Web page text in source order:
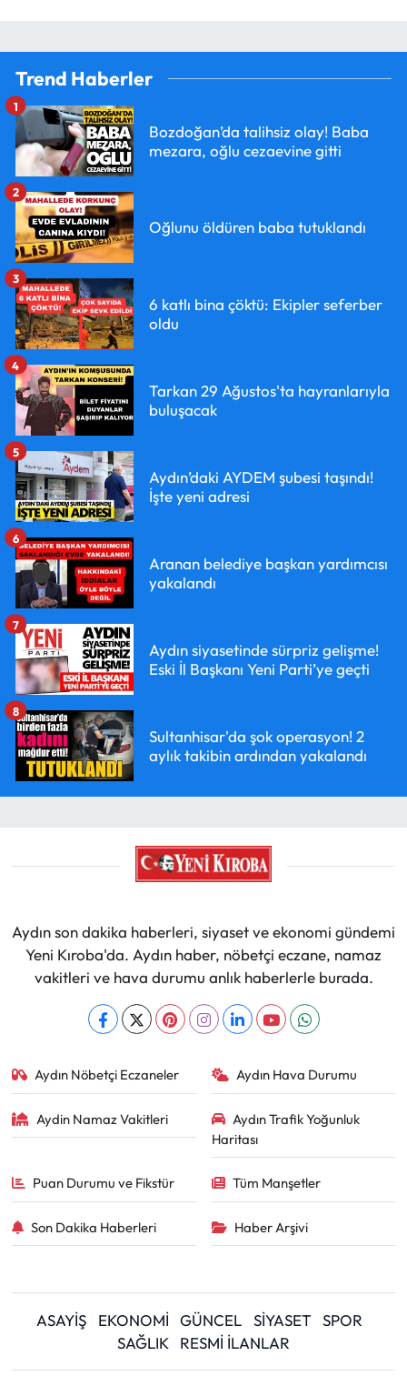
Trend Haberler
Bozdoğan’da talihsiz olay! Baba
mezara, oğlu cezaevine gitti
1
Oğlunu öldüren baba tutuklandı
2
6 katlı bina çöktü: Ekipler seferber
oldu
3
Tarkan 29 Ağustos'ta hayranlarıyla
buluşacak
4
Aydın’daki AYDEM şubesi taşındı!
İşte yeni adresi
5
Aranan belediye başkan yardımcısı
yakalandı
6
Aydın siyasetinde sürpriz gelişme!
Eski İl Başkanı Yeni Parti’ye geçti
7
Sultanhisar'da şok operasyon! 2
aylık takibin ardından yakalandı
8
Aydın son dakika haberleri, siyaset ve ekonomi gündemi
Yeni Kıroba'da. Aydın haber, nöbetçi eczane, namaz
vakitleri ve hava durumu anlık haberlerle burada.
Aydın Nöbetçi Eczaneler Aydın Hava Durumu
Aydin Namaz Vakitleri
Aydın Trafik Yoğunluk
Haritası
Puan Durumu ve Fikstür Tüm Manşetler
Son Dakika Haberleri Haber Arşivi
ASAYİŞ EKONOMİ GÜNCEL SİYASET
SPOR
SAĞLIK
RESMİ İLANLAR